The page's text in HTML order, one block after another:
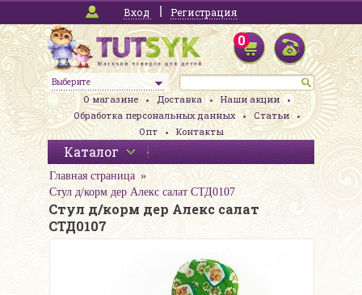
Вход Регистрация
Выберите
0
О магазине Доставка
Наши акции
Обработка персональных данных
Статьи
Опт
Контакты
Каталог
Главная страница
Стул д/корм дер Алекс салат СТД0107
Стул д/корм дер Алекс салат
СТД0107